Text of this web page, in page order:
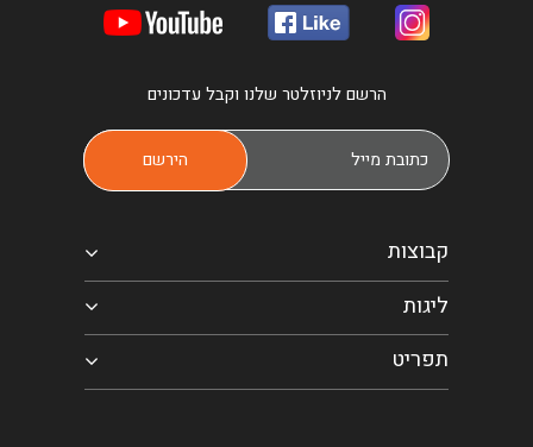
הרשם לניוזלטר שלנו וקבל עדכונים
קבוצות
ליגות
תפריט